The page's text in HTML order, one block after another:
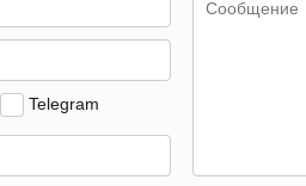
Telegram